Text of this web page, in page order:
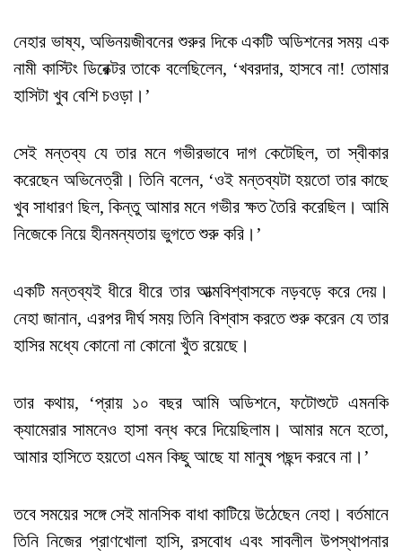
নেহার ভাষ্য, অভিনয়জীবনের শুরুর দিকে একটি অডিশনের সময় এক
নামী কাস্টিং ডিরেক্টর তাকে বলেছিলেন, ‘খবরদার, হাসবে না! তোমার
হাসিটা খুব বেশি চওড়া।’
সেই মন্তব্য যে তার মনে গভীরভাবে দাগ কেটেছিল, তা স্বীকার
করেছেন অভিনেত্রী। তিনি বলেন, ‘ওই মন্তব্যটা হয়তো তার কাছে
খুব সাধারণ ছিল, কিন্তু আমার মনে গভীর ক্ষত তৈরি করেছিল। আমি
নিজেকে নিয়ে হীনমন্যতায় ভুগতে শুরু করি।’
একটি মন্তব্যই ধীরে ধীরে তার আত্মবিশ্বাসকে নড়বড়ে করে দেয়।
নেহা জানান, এরপর দীর্ঘ সময় তিনি বিশ্বাস করতে শুরু করেন যে তার
হাসির মধ্যে কোনো না কোনো খুঁত রয়েছে।
তার কথায়, ‘প্রায় ১০ বছর আমি অডিশনে, ফটোশুটে এমনকি
ক্যামেরার সামনেও হাসা বন্ধ করে দিয়েছিলাম। আমার মনে হতো,
আমার হাসিতে হয়তো এমন কিছু আছে যা মানুষ পছন্দ করবে না।’
তবে সময়ের সঙ্গে সেই মানসিক বাধা কাটিয়ে উঠেছেন নেহা। বর্তমানে
তিনি নিজের প্রাণখোলা হাসি, রসবোধ এবং সাবলীল উপস্থাপনার